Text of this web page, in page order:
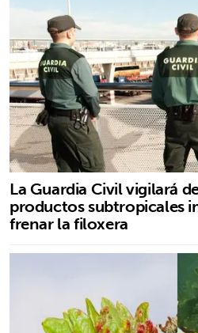
La Guardia Civil vigilará
productos subtropicales
frenar la filoxera